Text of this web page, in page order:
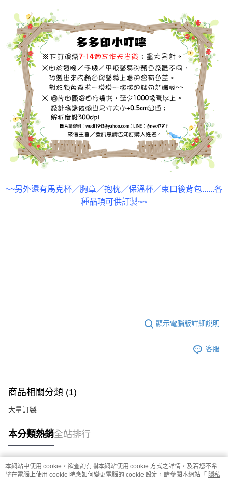
恩沛科技股份有限公司將有權停止該用戶之使用額度並採取法律行動。
~~另外還有馬克杯／胸章／抱枕／保溫杯／束口後背包......各
種品項可供訂製~~
顯示電腦版詳細說明
客服
商品相關分類 (1)
大量訂製
本分類熱銷全站排行
熱門標籤
本網站中使用 cookie，欲查詢有關本網站使用 cookie 方式之詳情，及若您不希
望在電腦上使用 cookie 時應如何變更電腦的 cookie 設定，請參閱本網站「 隱私